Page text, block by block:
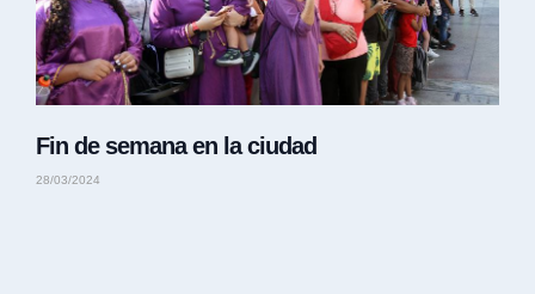
Fin de semana en la ciudad
28/03/2024